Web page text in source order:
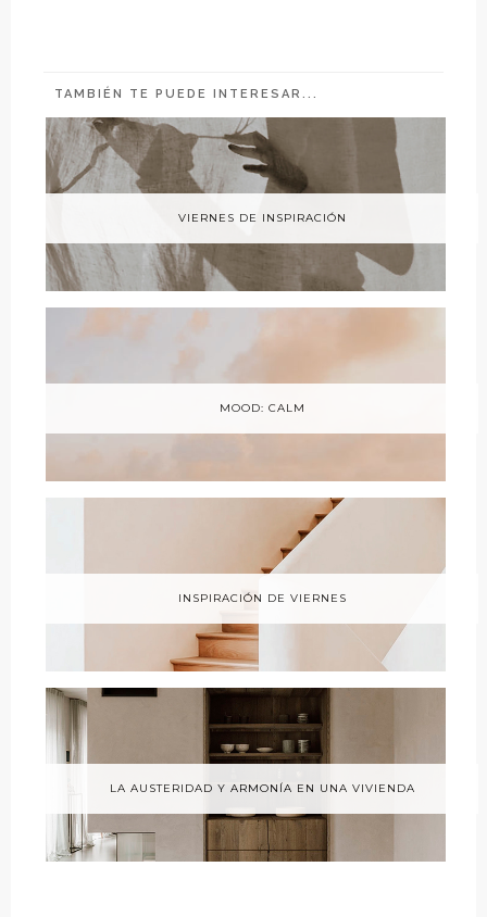
TAMBIÉN TE PUEDE INTERESAR...
VIERNES DE INSPIRACIÓN
MOOD: CALM
INSPIRACIÓN DE VIERNES
LA AUSTERIDAD Y ARMONÍA EN UNA VIVIENDA